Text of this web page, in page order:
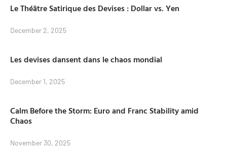
Le Théâtre Satirique des Devises : Dollar vs. Yen
December 2, 2025
Les devises dansent dans le chaos mondial
December 1, 2025
Calm Before the Storm: Euro and Franc Stability amid
Chaos
November 30, 2025